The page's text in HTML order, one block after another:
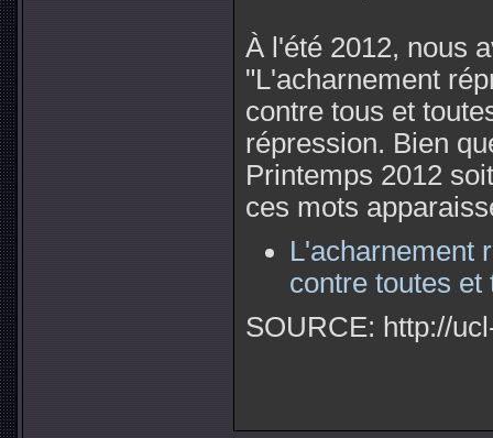
À l'été 2012, nous
"L'acharnement
contre tous et
répression. Bien
Printemps 2012
ces mots
L'acharnement
contre toutes et
SOURCE: http://